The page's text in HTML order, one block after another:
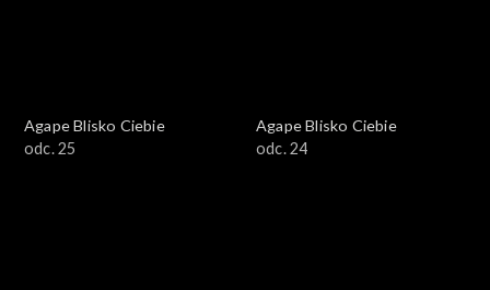
Agape Blisko Ciebie
odc. 25
Agape Blisko Ciebie
odc. 24